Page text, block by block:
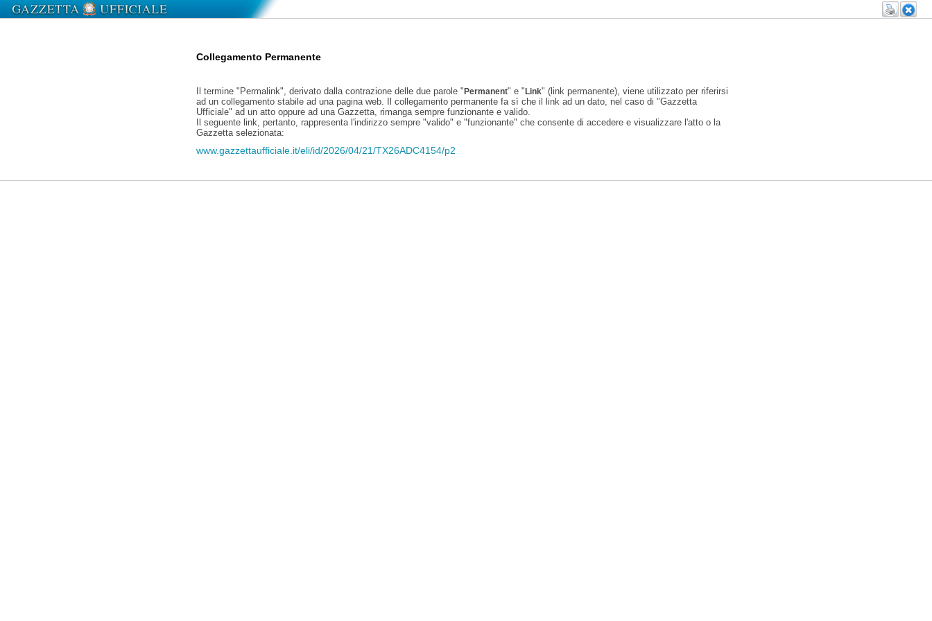
Collegamento Permanente
Il termine "Permalink", derivato dalla contrazione delle due parole "Permanent" e "Link" (link permanente), viene utilizzato per riferirsi
ad un collegamento stabile ad una pagina web. Il collegamento permanente fa sì che il link ad un dato, nel caso di "Gazzetta
Ufficiale" ad un atto oppure ad una Gazzetta, rimanga sempre funzionante e valido.
Il seguente link, pertanto, rappresenta l'indirizzo sempre "valido" e "funzionante" che consente di accedere e visualizzare l'atto o la
Gazzetta selezionata:
www.gazzettaufficiale.it/eli/id/2026/04/21/TX26ADC4154/p2